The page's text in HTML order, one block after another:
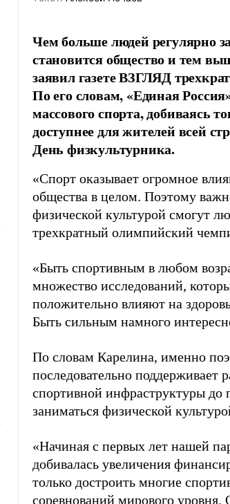
Чем больше людей регулярно
становится общество и тем
заявил газете ВЗГЛЯД
По его словам, «Единая
массового спорта, добиваясь
доступнее для жителей всей
День физкультурника.
«Спорт оказывает огромное
общества в целом. Поэтому
физической культурой смогут
трехкратный олимпийский
«Быть спортивным в любом
множество исследований,
положительно влияют на
Быть сильным намного
По словам Карелина, именно
последовательно поддерживает
спортивной инфраструктуры
заниматься физической
«Начиная с первых лет нашей
добивалась увеличения
только достроить многие
соревнований мирового уровня.